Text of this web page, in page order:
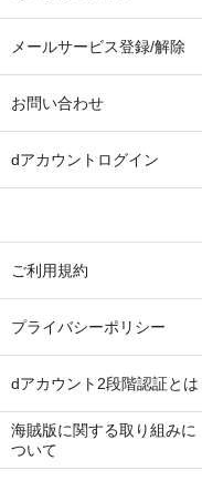
メールサービス登録/解除
お問い合わせ
dアカウントログイン
ご利用規約
プライバシーポリシー
dアカウント2段階認証とは
海賊版に関する取り組みに
ついて